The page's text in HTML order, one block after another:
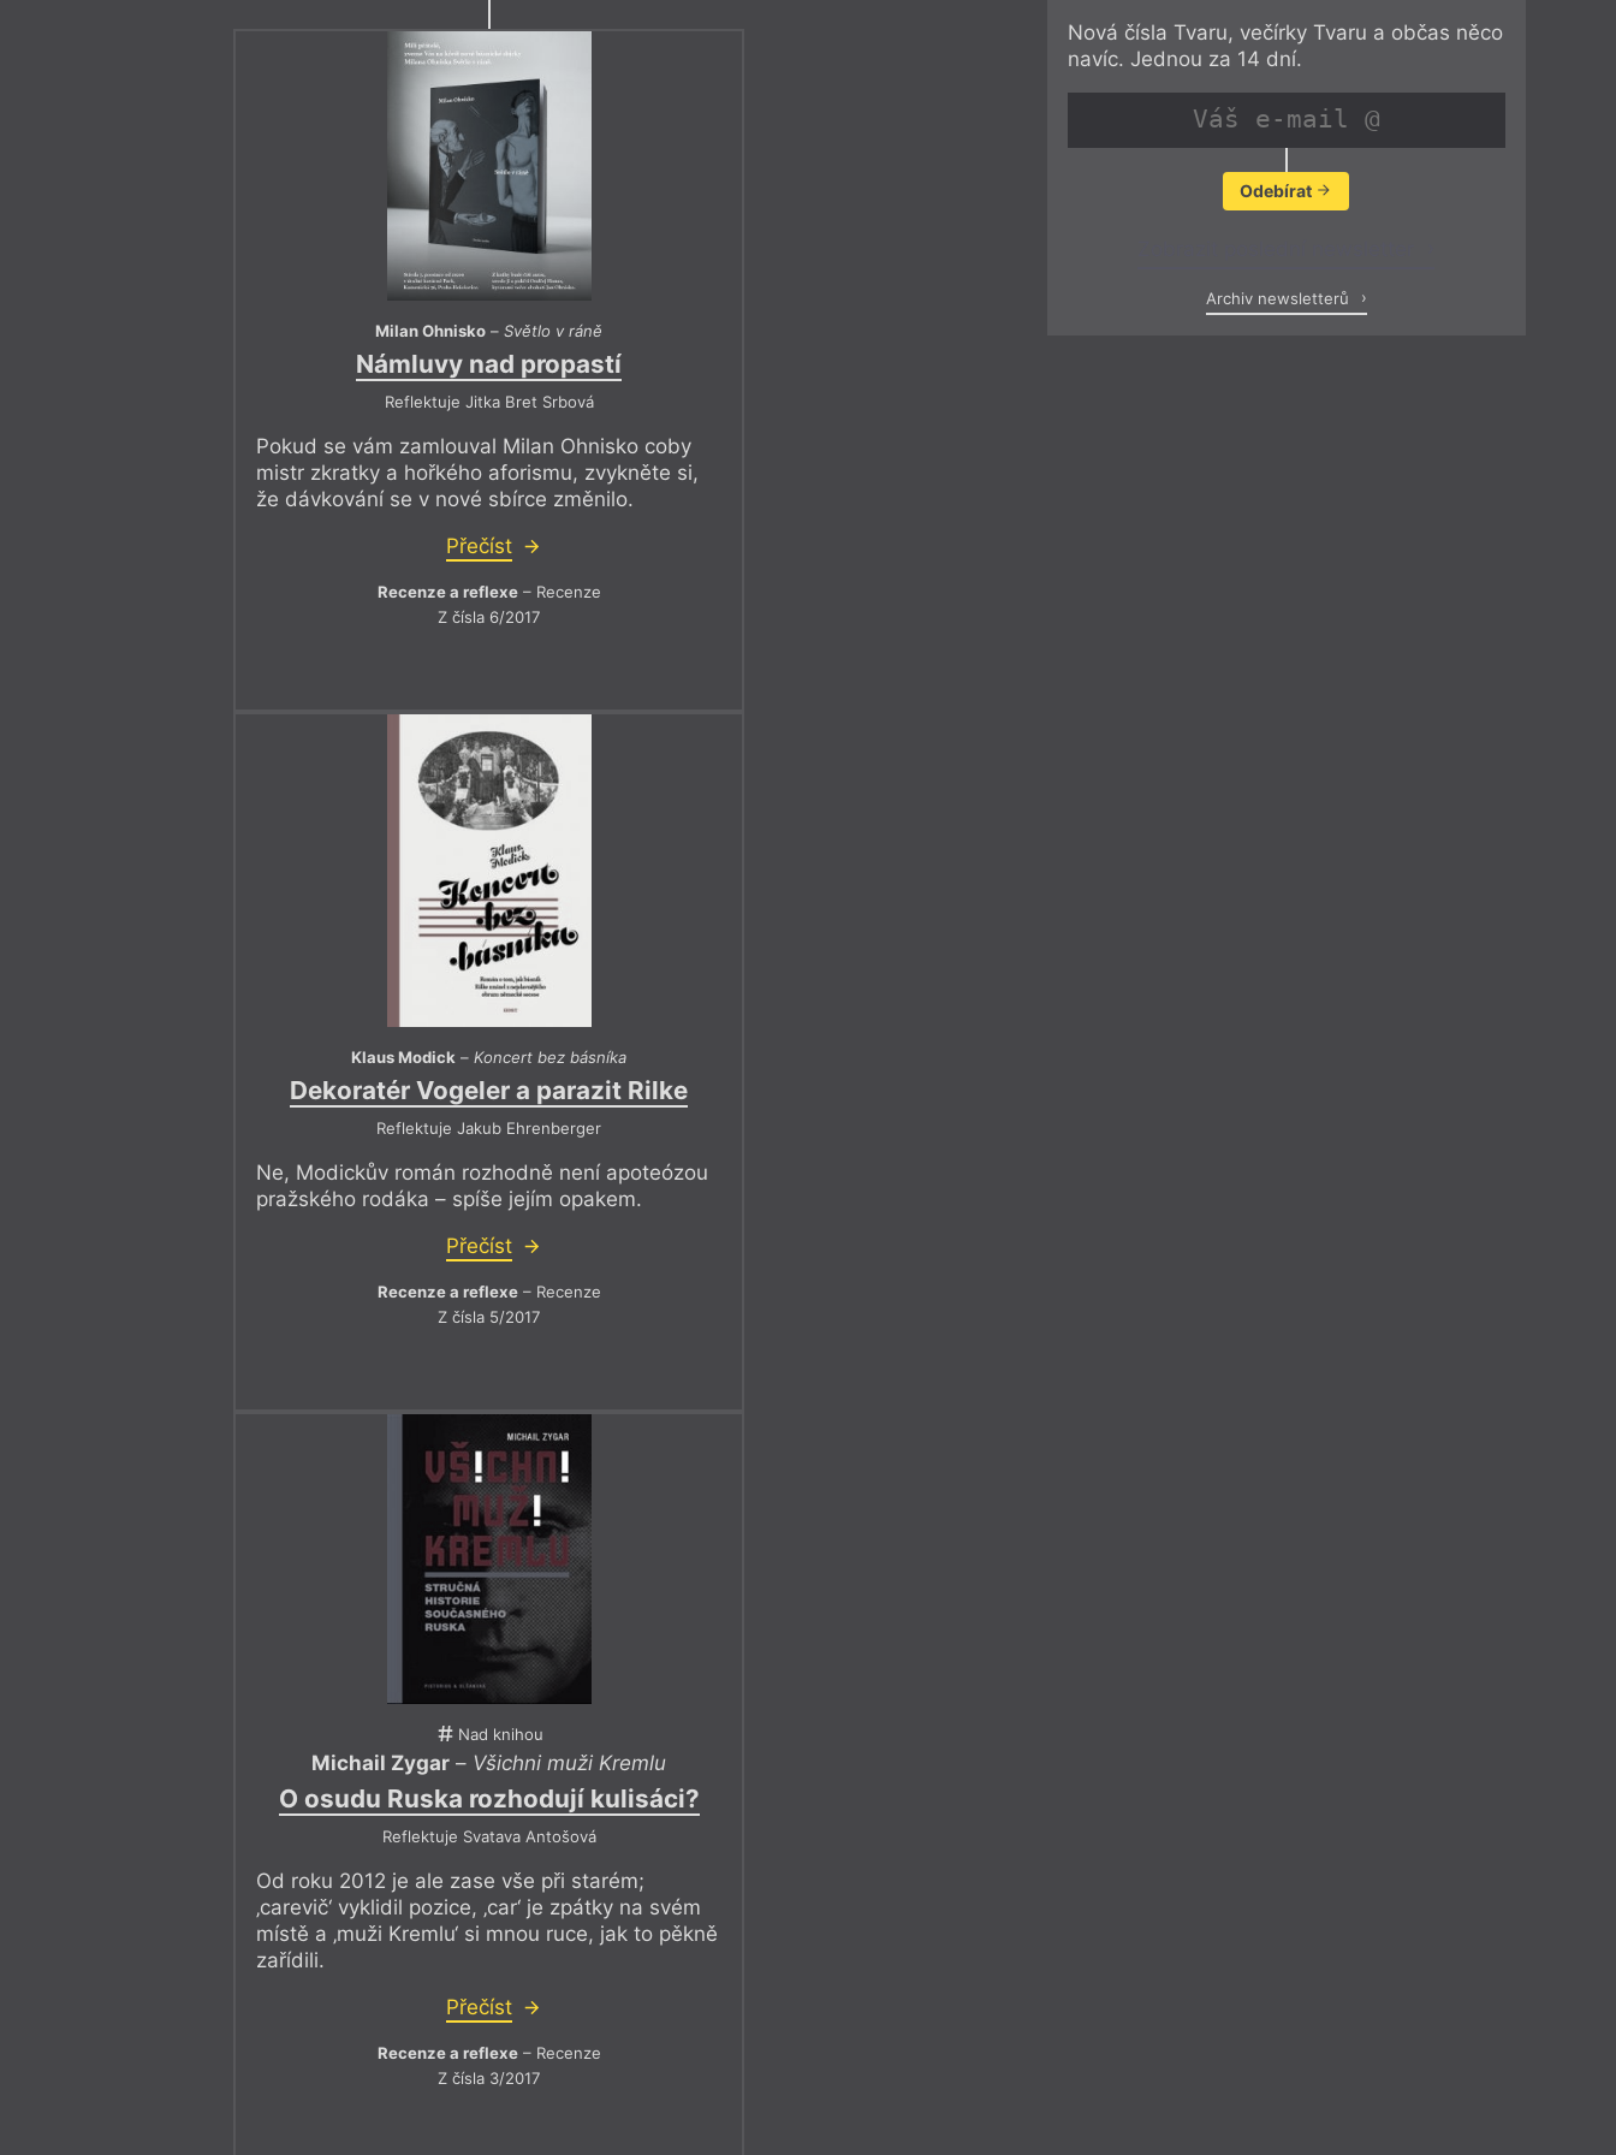
Milan Ohnisko –Světlo v ráně
Námluvy nad propastí
Reflektuje Jitka Bret Srbová
Pokud se vám zamlouval Milan Ohnisko coby
mistr zkratky a hořkého aforismu, zvykněte si,
že dávkování se v nové sbírce změnilo.
Přečíst
Recenze a reflexe– Recenze
Z čísla 6/2017
Klaus Modick –Koncert bez básníka
Dekoratér Vogeler a parazit Rilke
Reflektuje Jakub Ehrenberger
Ne, Modickův román rozhodně není apoteózou
pražského rodáka – spíše jejím opakem.
Přečíst
Recenze a reflexe– Recenze
Z čísla 5/2017
Nad knihou
Michail Zygar – Všichni muži Kremlu
O osudu Ruska rozhodují kulisáci?
Reflektuje Svatava Antošová
Od roku 2012 je ale zase vše při starém;
‚carevič‘ vyklidil pozice, ‚car‘ je zpátky na svém
místě a ‚muži Kremlu‘ si mnou ruce, jak to pěkně
zařídili.
Přečíst
Recenze a reflexe– Recenze
Z čísla 3/2017
Nová čísla Tvaru, večírky Tvaru a občas něco
navíc. Jednou za 14 dní.
Odebírat
Archiv newsletterů